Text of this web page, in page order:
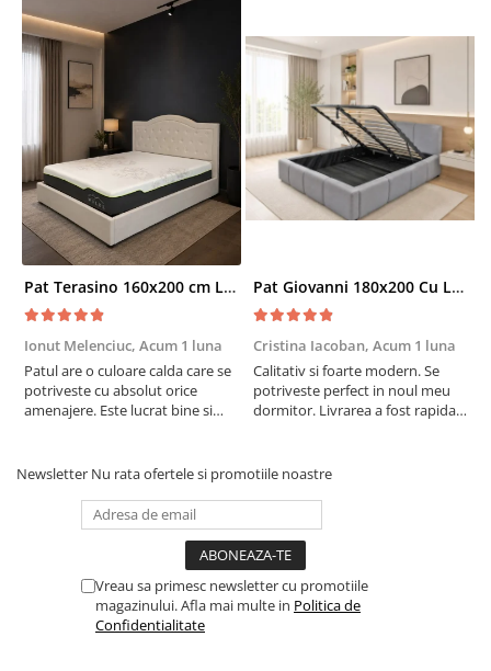
Pat Terasino 160x200 cm Lada Depozitare Tapitat Stofa Bej Somiera Inclusa
Ionut Melenciuc, Acum 1 luna
Patul are o culoare calda care se
potriveste cu absolut orice
amenajere. Este lucrat bine si
drag !
Pat Giovanni 180x200 Cu Lada De Depozitare Tapitat Catifea Gri Somiera Inclusa
Cristina Iacoban, Acum 1 luna
Calitativ si foarte modern. Se
potriveste perfect in noul meu
dormitor. Livrarea a fost rapida
Newsletter Nu rata ofertele si promotiile noastre
Vreau sa primesc newsletter cu promotiile
magazinului. Afla mai multe in Politica de
Confidentialitate